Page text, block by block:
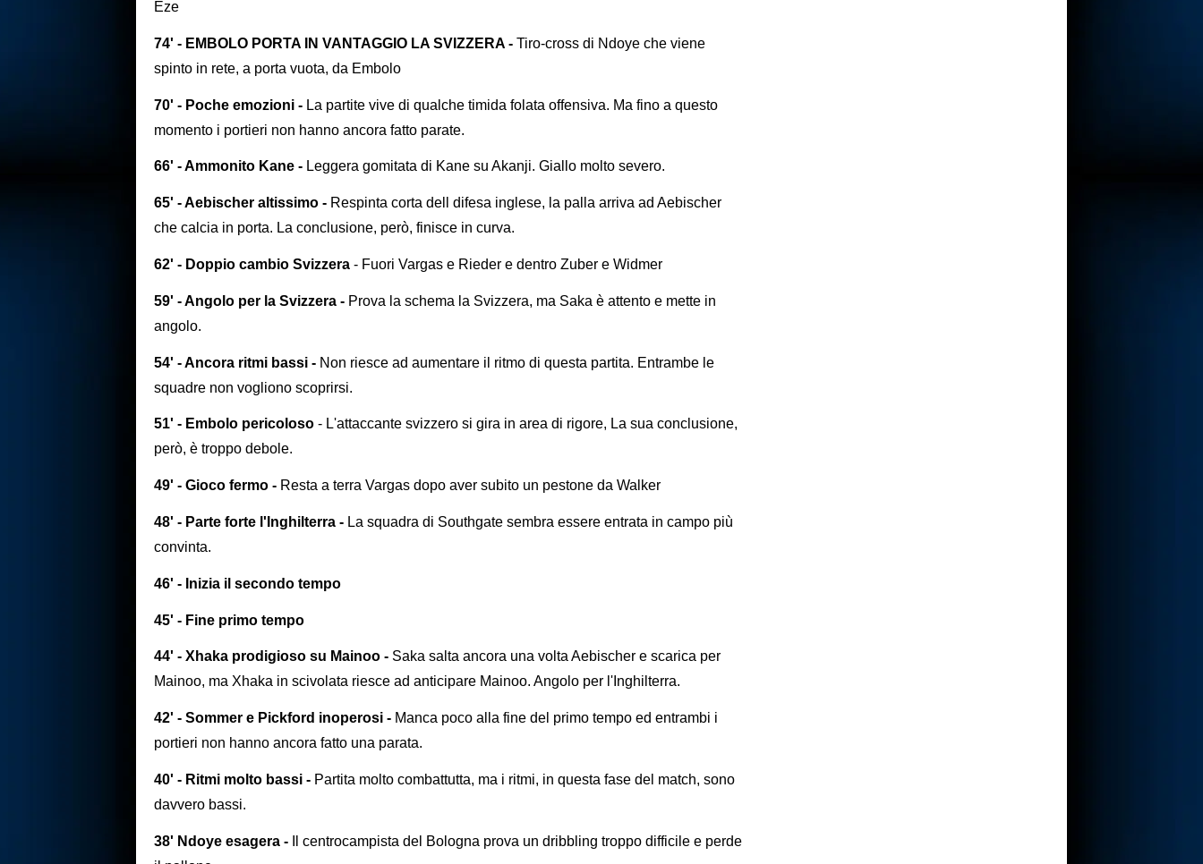
Eze
74' - EMBOLO PORTA IN VANTAGGIO LA SVIZZERA - Tiro-cross di Ndoye che viene
spinto in rete, a porta vuota, da Embolo
70' - Poche emozioni - La partite vive di qualche timida folata offensiva. Ma fino a questo
momento i portieri non hanno ancora fatto parate.
66' - Ammonito Kane - Leggera gomitata di Kane su Akanji. Giallo molto severo.
65' - Aebischer altissimo - Respinta corta dell difesa inglese, la palla arriva ad Aebischer
che calcia in porta. La conclusione, però, finisce in curva.
62' - Doppio cambio Svizzera - Fuori Vargas e Rieder e dentro Zuber e Widmer
59' - Angolo per la Svizzera - Prova la schema la Svizzera, ma Saka è attento e mette in
angolo.
54' - Ancora ritmi bassi - Non riesce ad aumentare il ritmo di questa partita. Entrambe le
squadre non vogliono scoprirsi.
51' - Embolo pericoloso - L'attaccante svizzero si gira in area di rigore, La sua conclusione,
però, è troppo debole.
49' - Gioco fermo - Resta a terra Vargas dopo aver subito un pestone da Walker
48' - Parte forte l'Inghilterra - La squadra di Southgate sembra essere entrata in campo più
convinta.
46' - Inizia il secondo tempo
45' - Fine primo tempo
44' - Xhaka prodigioso su Mainoo - Saka salta ancora una volta Aebischer e scarica per
Mainoo, ma Xhaka in scivolata riesce ad anticipare Mainoo. Angolo per l'Inghilterra.
42' - Sommer e Pickford inoperosi - Manca poco alla fine del primo tempo ed entrambi i
portieri non hanno ancora fatto una parata.
40' - Ritmi molto bassi - Partita molto combattutta, ma i ritmi, in questa fase del match, sono
davvero bassi.
38' Ndoye esagera - Il centrocampista del Bologna prova un dribbling troppo difficile e perde